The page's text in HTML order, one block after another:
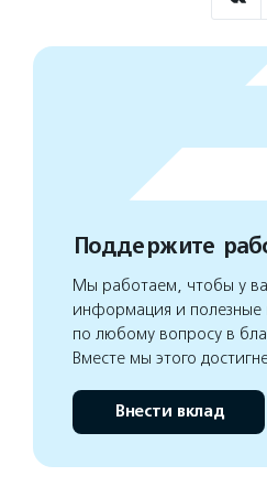
Поддержите
Мы работаем, чтобы у
информация и полезные
по любому вопросу в
Вместе мы этого
Внести вклад